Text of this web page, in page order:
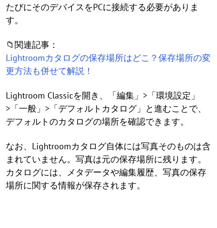
たびにそのデバイスをPCに接続する必要がありま
す。
📁関連記事：
Lightroomカタログの保存場所はどこ？保存場所の変
更方法も併せて解説！
Lightroom Classicを開き、「編集」>「環境設定」
>「一般」>「デフォルトカタログ」と進むことで、
デフォルトのカタログの場所を確認できます。
なお、Lightroomカタログ自体には写真そのものは含
まれていません。写真は元の保存場所に残ります。
カタログには、メタデータや編集履歴、写真の保存
場所に関する情報が保存されます。